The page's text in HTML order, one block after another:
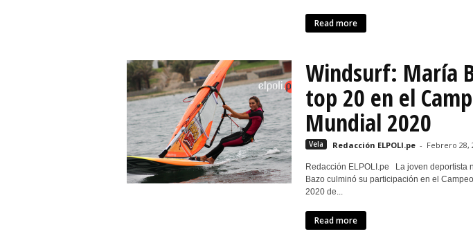
o
Read more
Windsurf: María
top 20 en el
Mundial 2020
Vela Redacción ELPOLI.pe - Febrero 28,
Redacción ELPOLI.pe La joven deportista
Bazo culminó su participación en el
2020 de...
Read more